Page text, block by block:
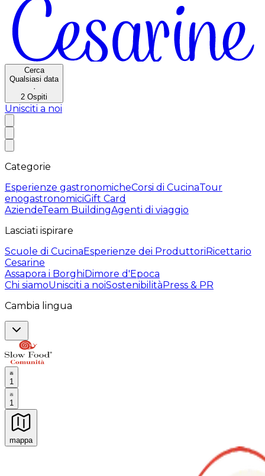
Cerca
Qualsiasi data
·
2 Ospiti
Unisciti a noi
Categorie
Esperienze gastronomicheCorsi di CucinaTour
enogastronomiciGift Card
AziendeTeam BuildingAgenti di viaggio
Lasciati ispirare
Scuole di CucinaEsperienze dei ProduttoriRicettario
Cesarine
Assapora i BorghiDimore d'Epoca
Chi siamoUnisciti a noiSostenibilitàPress & PR
Cambia lingua
1
1
mappa
Esperienze culinarie indimenticabili: Esperienze